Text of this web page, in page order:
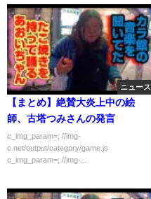
ニュース
【まとめ】絶賛大炎上中の絵
師、古塔つみさんの発言
c_img_param=; //img-
c.net/output/category/game.js
c_img_param=; //img-...